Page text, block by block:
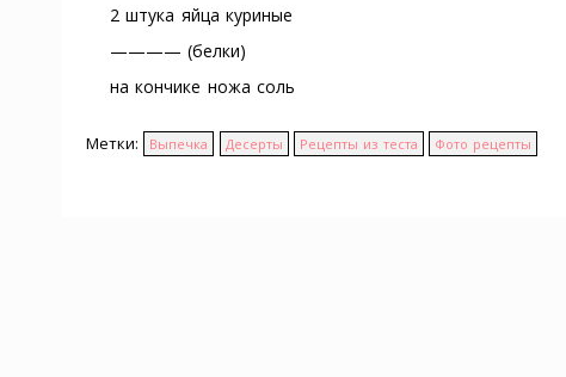
2 штука яйца куриные
———— (белки)
на кончике ножа соль
Метки: Выпечка Десерты Рецепты из теста Фото рецепты